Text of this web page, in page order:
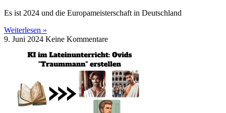
Es ist 2024 und die Europameisterschaft in Deutschland
Weiterlesen »
9. Juni 2024 Keine Kommentare